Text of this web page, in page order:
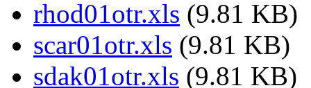
rhod01otr.xls (9.81 KB)
scar01otr.xls (9.81 KB)
sdak01otr.xls (9.81 KB)